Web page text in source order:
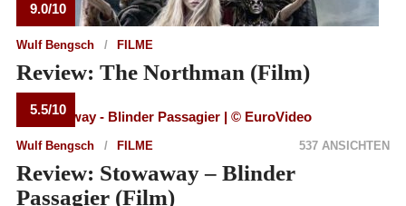
9.0/10
Wulf Bengsch FILME
Review: The Northman (Film)
5.5/10
Wulf Bengsch FILME 537 ANSICHTEN
Review: Stowaway – Blinder
Passagier (Film)